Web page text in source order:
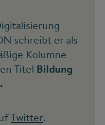
schreibt er als
Kolumne
Titel Bildung
Twitter.